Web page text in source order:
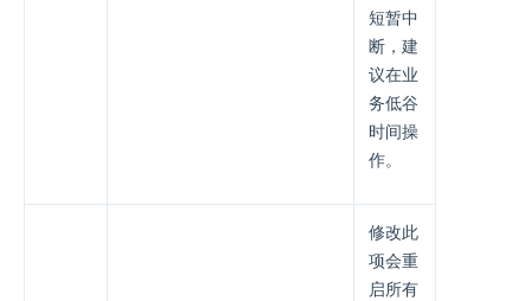
短暂中
断，建
议在业
务低谷
时间操
作。
修改此
项会重
启所有